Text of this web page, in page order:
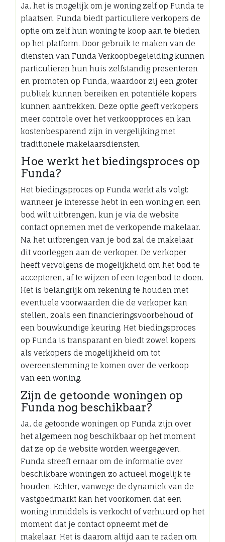
Ja, het is mogelijk om je woning zelf op Funda te
plaatsen. Funda biedt particuliere verkopers de
optie om zelf hun woning te koop aan te bieden
op het platform. Door gebruik te maken van de
diensten van Funda Verkoopbegeleiding kunnen
particulieren hun huis zelfstandig presenteren
en promoten op Funda, waardoor zij een groter
publiek kunnen bereiken en potentiële kopers
kunnen aantrekken. Deze optie geeft verkopers
meer controle over het verkoopproces en kan
kostenbesparend zijn in vergelijking met
traditionele makelaarsdiensten.
Hoe werkt het biedingsproces op
Funda?
Het biedingsproces op Funda werkt als volgt:
wanneer je interesse hebt in een woning en een
bod wilt uitbrengen, kun je via de website
contact opnemen met de verkopende makelaar.
Na het uitbrengen van je bod zal de makelaar
dit voorleggen aan de verkoper. De verkoper
heeft vervolgens de mogelijkheid om het bod te
accepteren, af te wijzen of een tegenbod te doen.
Het is belangrijk om rekening te houden met
eventuele voorwaarden die de verkoper kan
stellen, zoals een financieringsvoorbehoud of
een bouwkundige keuring. Het biedingsproces
op Funda is transparant en biedt zowel kopers
als verkopers de mogelijkheid om tot
overeenstemming te komen over de verkoop
van een woning.
Zijn de getoonde woningen op
Funda nog beschikbaar?
Ja, de getoonde woningen op Funda zijn over
het algemeen nog beschikbaar op het moment
dat ze op de website worden weergegeven.
Funda streeft ernaar om de informatie over
beschikbare woningen zo actueel mogelijk te
houden. Echter, vanwege de dynamiek van de
vastgoedmarkt kan het voorkomen dat een
woning inmiddels is verkocht of verhuurd op het
moment dat je contact opneemt met de
makelaar. Het is daarom altijd aan te raden om